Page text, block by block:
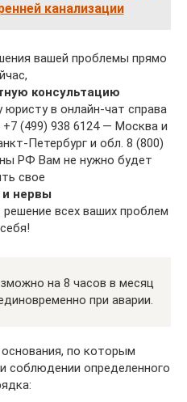
канализации
вашей проблемы прямо
консультацию
в онлайн-чат справа
(499) 938 6124 — Москва и
Петербург и обл. 8 (800)
РФ Вам не нужно будет
свое
нервы
всех ваших проблем
на 8 часов в месяц
при аварии.
по которым
соблюдении определенного